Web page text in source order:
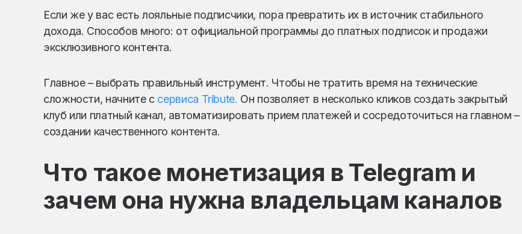
Если же у вас есть лояльные подписчики, пора превратить их в источник стабильного
дохода. Способов много: от официальной программы до платных подписок и продажи
эксклюзивного контента.
Главное – выбрать правильный инструмент. Чтобы не тратить время на технические
сложности, начните с сервиса Tribute. Он позволяет в несколько кликов создать закрытый
клуб или платный канал, автоматизировать прием платежей и сосредоточиться на главном –
создании качественного контента.
Что такое монетизация в Telegram и
зачем она нужна владельцам каналов